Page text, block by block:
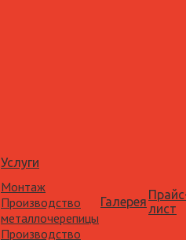
Услуги
Монтаж
Производство
металлочерепицы
Производство
Галерея лист